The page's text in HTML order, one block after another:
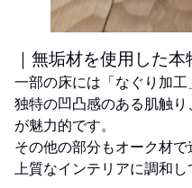
｜無垢材を使用した
一部の床には「なぐり加工
独特の凹凸感のある肌触
が魅力的です。
その他の部分もオーク材
上質なインテリアに調和し